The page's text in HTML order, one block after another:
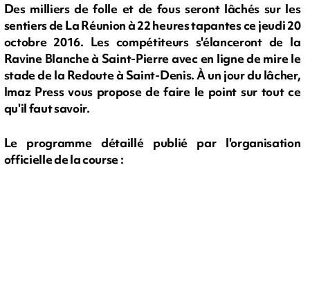
Des milliers de folle et de fous seront lâchés sur les
sentiers de La Réunion à 22 heures tapantes ce jeudi 20
octobre 2016. Les compétiteurs s'élanceront de la
Ravine Blanche à Saint-Pierre avec en ligne de mire le
stade de la Redoute à Saint-Denis. À un jour du lâcher,
Imaz Press vous propose de faire le point sur tout ce
qu'il faut savoir.
Le programme détaillé publié par l'organisation
officielle de la course :